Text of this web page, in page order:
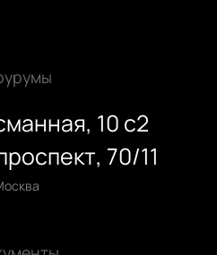
10 с2
70/11